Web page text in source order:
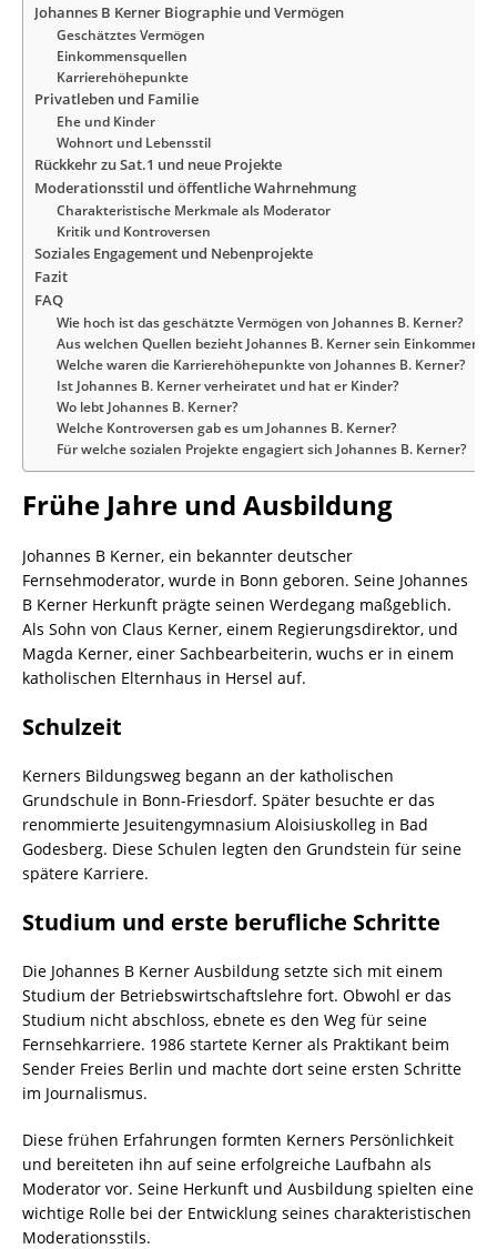
Johannes B Kerner Biographie und Vermögen
Geschätztes Vermögen
Einkommensquellen
Karrierehöhepunkte
Privatleben und Familie
Ehe und Kinder
Wohnort und Lebensstil
Rückkehr zu Sat.1 und neue Projekte
Moderationsstil und öffentliche Wahrnehmung
Charakteristische Merkmale als Moderator
Kritik und Kontroversen
Soziales Engagement und Nebenprojekte
Fazit
FAQ
Wie hoch ist das geschätzte Vermögen von Johannes B. Kerner?
Aus welchen Quellen bezieht Johannes B. Kerner sein Einkommen?
Welche waren die Karrierehöhepunkte von Johannes B. Kerner?
Ist Johannes B. Kerner verheiratet und hat er Kinder?
Wo lebt Johannes B. Kerner?
Welche Kontroversen gab es um Johannes B. Kerner?
Für welche sozialen Projekte engagiert sich Johannes B. Kerner?
Frühe Jahre und Ausbildung
Johannes B Kerner, ein bekannter deutscher
Fernsehmoderator, wurde in Bonn geboren. Seine Johannes
B Kerner Herkunft prägte seinen Werdegang maßgeblich.
Als Sohn von Claus Kerner, einem Regierungsdirektor, und
Magda Kerner, einer Sachbearbeiterin, wuchs er in einem
katholischen Elternhaus in Hersel auf.
Schulzeit
Kerners Bildungsweg begann an der katholischen
Grundschule in Bonn-Friesdorf. Später besuchte er das
renommierte Jesuitengymnasium Aloisiuskolleg in Bad
Godesberg. Diese Schulen legten den Grundstein für seine
spätere Karriere.
Studium und erste berufliche Schritte
Die Johannes B Kerner Ausbildung setzte sich mit einem
Studium der Betriebswirtschaftslehre fort. Obwohl er das
Studium nicht abschloss, ebnete es den Weg für seine
Fernsehkarriere. 1986 startete Kerner als Praktikant beim
Sender Freies Berlin und machte dort seine ersten Schritte
im Journalismus.
Diese frühen Erfahrungen formten Kerners Persönlichkeit
und bereiteten ihn auf seine erfolgreiche Laufbahn als
Moderator vor. Seine Herkunft und Ausbildung spielten eine
wichtige Rolle bei der Entwicklung seines charakteristischen
Moderationsstils.